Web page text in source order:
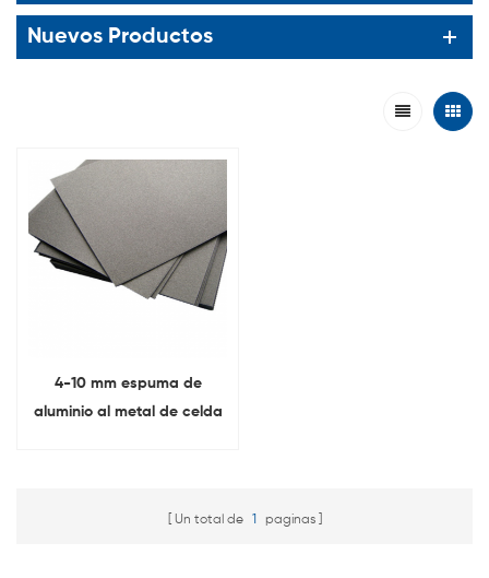
Nuevos Productos
4-10 mm espuma de
aluminio al metal de celda
Un total de 1 paginas